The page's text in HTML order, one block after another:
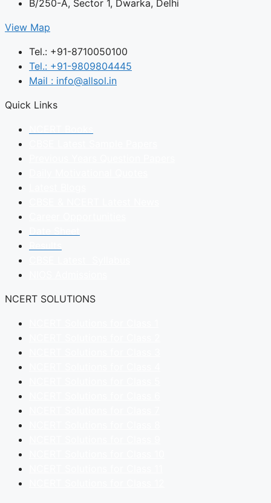
B/250-A, Sector 1, Dwarka, Delhi
View Map
Tel.: +91-8710050100
Tel.: +91-9809804445
Mail : info@allsol.in
Quick Links
NCERT SOLUTIONS